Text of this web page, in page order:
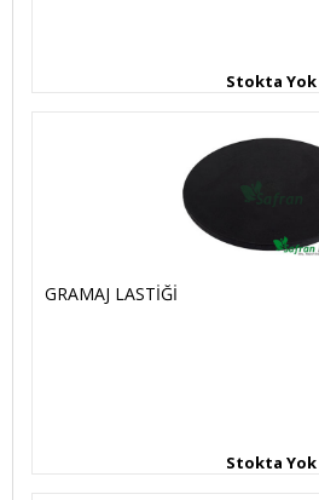
Stokta Yok
GRAMAJ LASTİĞİ
Stokta Yok